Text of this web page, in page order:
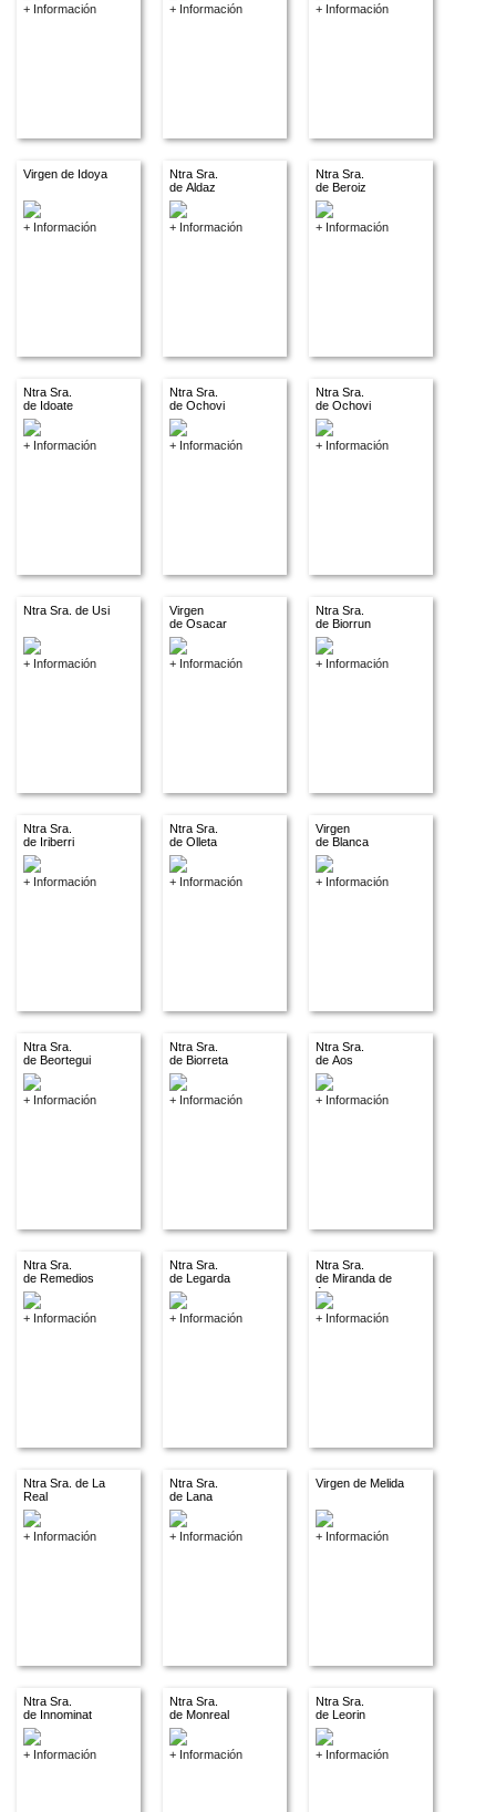
+ Información + Información + Información
Virgen de Idoya
+ Información
Ntra Sra.
de Aldaz
+ Información
Ntra Sra.
de Beroiz
+ Información
Ntra Sra.
de Idoate
+ Información
Ntra Sra.
de Ochovi
+ Información
Ntra Sra.
de Ochovi
+ Información
Ntra Sra. de Usi
+ Información
Virgen
de Osacar
+ Información
Ntra Sra.
de Biorrun
+ Información
Ntra Sra.
de Iriberri
+ Información
Ntra Sra.
de Olleta
+ Información
Virgen
de Blanca
+ Información
Ntra Sra.
de Beortegui
+ Información
Ntra Sra.
de Biorreta
+ Información
Ntra Sra.
de Aos
+ Información
Ntra Sra.
de Remedios
+ Información
Ntra Sra.
de Legarda
+ Información
Ntra Sra.
de Miranda de
Arga
+ Información
Ntra Sra. de La
Real
+ Información
Ntra Sra.
de Lana
+ Información
Virgen de Melida
+ Información
Ntra Sra.
de Innominat
+ Información
Ntra Sra.
de Monreal
+ Información
Ntra Sra.
de Leorin
+ Información